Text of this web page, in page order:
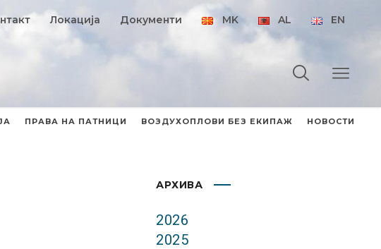
Локација Документи MK AL EN
ПРАВА НА ПАТНИЦИ ВОЗДУХОПЛОВИ БЕЗ ЕКИПАЖ НОВОСТИ
АРХИВА
2026
2025